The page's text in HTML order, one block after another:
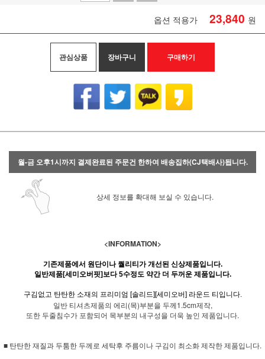
옵션 적용가 23,840 원
관심상품 장바구니 구매하기
월-금 오후1시까지 결제완료된 주문건 한하여 배송집하(CJ택배사)됩니다.
상세 정보를 확대해 보실 수 있습니다.
<INFORMATION>
기존제품에서 원단이나 퀄리티가 개선된 신상제품입니다.
일반제품[세미오버핏]보다 5수정도 약간 더 두꺼운 제품입니다.
구김없고 탄탄한 소재의 프리미엄 [솔리드][세미오버] 라운드 티입니다.
일반 티셔츠제품의 에리(목)부분을 두께1.5cm제작,
또한 두줄침수가 포함되어 목부분의 내구성을 더욱 높인 제품입니다.
■ 탄탄한 재질과 두툼한 두께로 세탁후 주름이나 구김이 최소화 제작한 제품입니다.